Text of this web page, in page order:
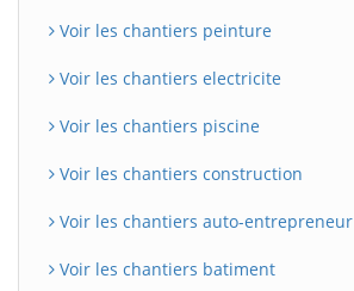
Voir les chantiers peinture
Voir les chantiers electricite
Voir les chantiers piscine
Voir les chantiers construction
Voir les chantiers auto-entrepreneur
Voir les chantiers batiment